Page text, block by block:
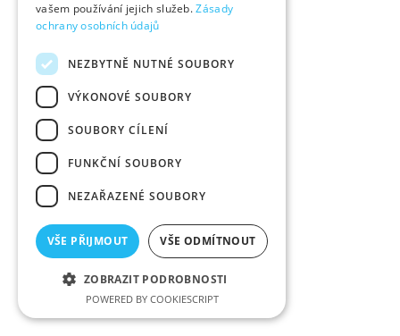
vašem používání jejich služeb.Zásady
ochrany osobních údajů
NEZBYTNĚ NUTNÉ SOUBORY
VÝKONOVÉ SOUBORY
SOUBORY CÍLENÍ
FUNKČNÍ SOUBORY
NEZAŘAZENÉ SOUBORY
VŠE PŘIJMOUT VŠE ODMÍTNOUT
ZOBRAZIT PODROBNOSTI
POWERED BY COOKIESCRIPT